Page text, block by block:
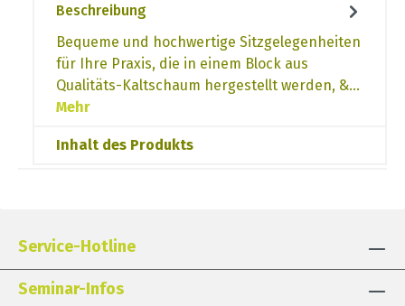
Beschreibung
Bequeme und hochwertige Sitzgelegenheiten
für Ihre Praxis, die in einem Block aus
Qualitäts-Kaltschaum hergestellt werden, &…
Mehr
Inhalt des Produkts
Service-Hotline
Seminar-Infos